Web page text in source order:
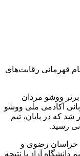
قهرمانی رقابت‌های
ووشو مردان
– ۲۰ بهمن ۱۴۰۲) به میزبانی آکادمی ملی ووشو
که در پایان، تیم
رسید.
خراسان رضوی و
آزاد با نتیجه